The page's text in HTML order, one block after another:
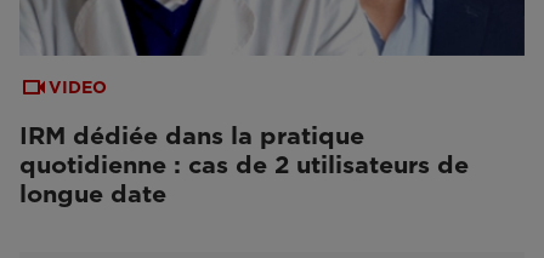
VIDEO
IRM dédiée dans la pratique
quotidienne : cas de 2 utilisateurs de
longue date